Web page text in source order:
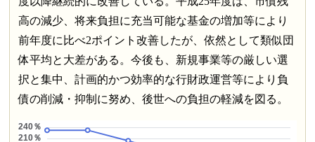
高の減少、将来負担に充当可能な基金の増加等により
前年度に比べ2ポイント改善したが、依然として類似団
体平均と大差がある。今後も、新規事業等の厳しい選
択と集中、計画的かつ効率的な行財政運営等により負
債の削減・抑制に努め、後世への負担の軽減を図る。